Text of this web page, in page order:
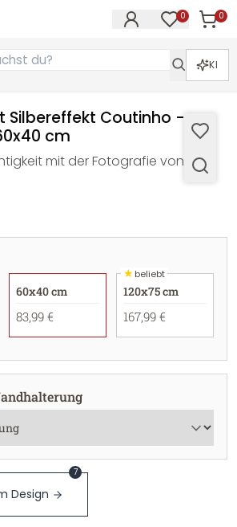
0 0
KI
Silbereffekt Coutinho -
cm
mit der Fotografie von
60x40 cm
83,99 €
★beliebt
120x75 cm
167,99 €
Design
7